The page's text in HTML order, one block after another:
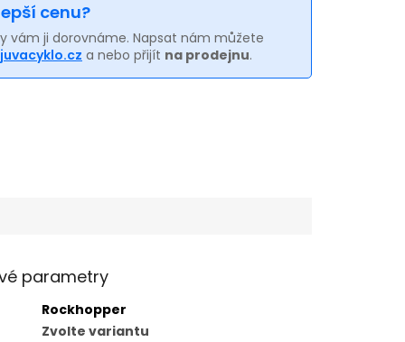
cenu?
vám ji dorovnáme. Napsat nám můžete
a nebo přijít na prodejnu.
parametry
Rockhopper
Zvolte variantu